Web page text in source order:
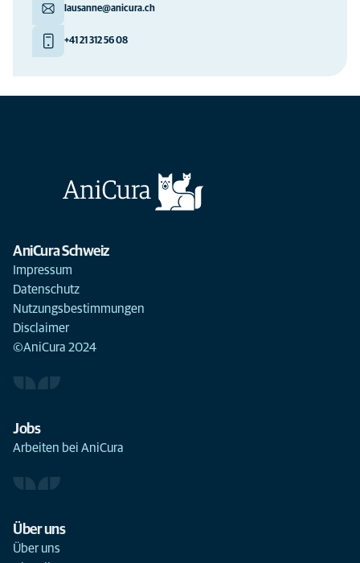
lausanne@anicura.ch
+41 21 312 56 08
AniCura Schweiz
Impressum
Datenschutz
Nutzungsbestimmungen
Disclaimer
©AniCura 2024
Jobs
Arbeiten bei AniCura
Über uns
Über uns